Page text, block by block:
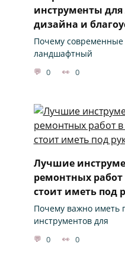
инструменты
дизайна и
Почему современные
ландшафтный
0 0
Лучшие
ремонтных
стоит иметь под
Почему важно иметь
инструментов для
0 0